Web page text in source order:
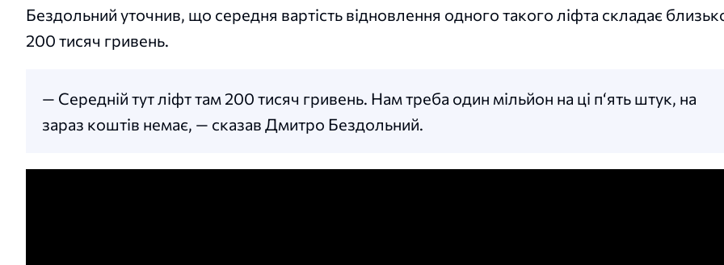
Бездольний уточнив, що середня вартість відновлення одного такого ліфта складає
200 тисяч гривень.
— Середній тут ліфт там 200 тисяч гривень. Нам треба один мільйон на ці п‘ять штук, на
зараз коштів немає, — сказав Дмитро Бездольний.